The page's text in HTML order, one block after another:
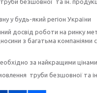
безшовної та ін.
у будь-який регіон України
досвід роботи на ринку
з багатьма компаніями
за найкращими
труби безшовної